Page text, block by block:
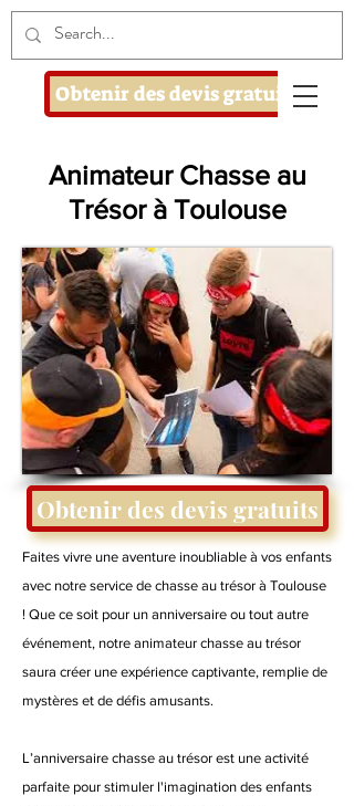
Obtenir des devis gratuits
Animateur Chasse au
Trésor à Toulouse
Obtenir des devis gratuits
Faites vivre une aventure inoubliable à vos enfants
avec notre service de chasse au trésor à Toulouse
! Que ce soit pour un anniversaire ou tout autre
événement, notre animateur chasse au trésor
saura créer une expérience captivante, remplie de
mystères et de défis amusants.
L’anniversaire chasse au trésor est une activité
parfaite pour stimuler l'imagination des enfants